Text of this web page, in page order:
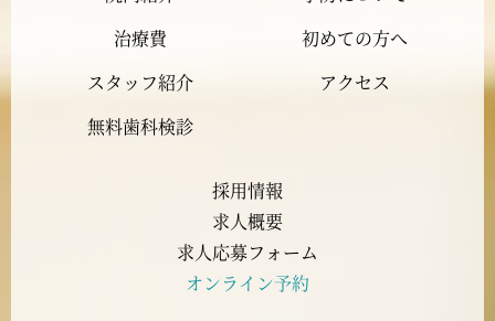
2023年8月
2023年7月
治療費
初めての方へ
スタッフ紹介
アクセス
無料歯科検診
採用情報
求人概要
求人応募フォーム
オンライン予約